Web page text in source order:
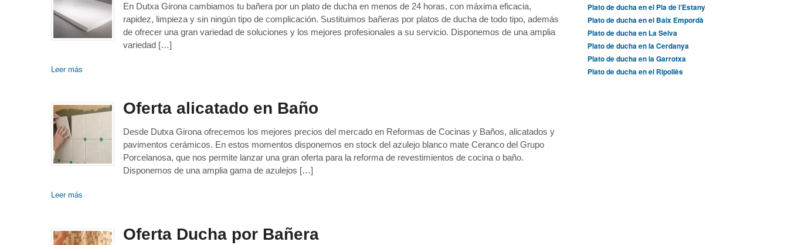
En Dutxa Girona cambiamos tu bañera por un plato de ducha en menos de 24 horas, con máxima eficacia,
rapidez, limpieza y sin ningún tipo de complicación. Sustituimos bañeras por platos de ducha de todo tipo, además
de ofrecer una gran variedad de soluciones y los mejores profesionales a su servicio. Disponemos de una amplia
variedad […]
Leer más
Oferta alicatado en Baño
Desde Dutxa Girona ofrecemos los mejores precios del mercado en Reformas de Cocinas y Baños, alicatados y
pavimentos cerámicos. En estos momentos disponemos en stock del azulejo blanco mate Ceranco del Grupo
Porcelanosa, que nos permite lanzar una gran oferta para la reforma de revestimientos de cocina o baño.
Disponemos de una amplia gama de azulejos […]
Leer más
Oferta Ducha por Bañera
Plato de ducha en el Pla de l’Estany
Plato de ducha en el Baix Empordà
Plato de ducha en La Selva
Plato de ducha en la Cerdanya
Plato de ducha en la Garrotxa
Plato de ducha en el Ripollès